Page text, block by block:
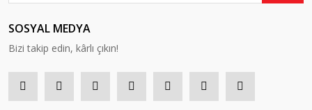
SOSYAL MEDYA
Bizi takip edin, kârlı çıkın!